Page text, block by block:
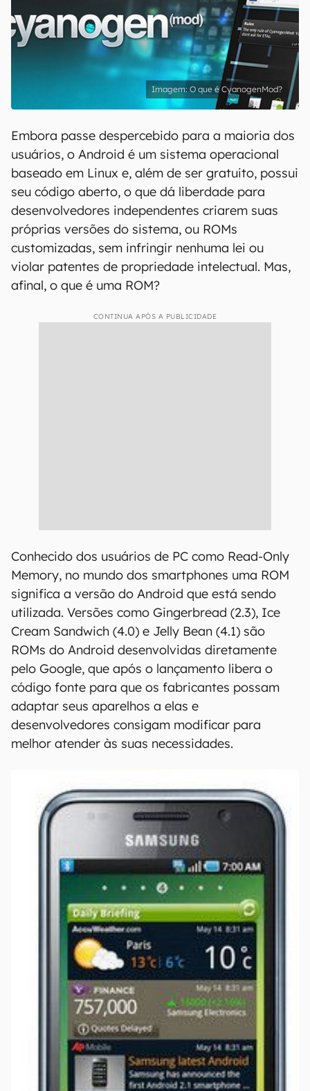
O que é CyanogenMod?
Embora passe despercebido para a maioria dos
usuários, o Android é um sistema operacional
baseado em Linux e, além de ser gratuito, possui
seu código aberto, o que dá liberdade para
desenvolvedores independentes criarem suas
próprias versões do sistema, ou ROMs
customizadas, sem infringir nenhuma lei ou
violar patentes de propriedade intelectual. Mas,
afinal, o que é uma ROM?
CONTINUA APÓS A PUBLICIDADE
Conhecido dos usuários de PC como Read-Only
Memory, no mundo dos smartphones uma ROM
significa a versão do Android que está sendo
utilizada. Versões como Gingerbread (2.3), Ice
Cream Sandwich (4.0) e Jelly Bean (4.1) são
ROMs do Android desenvolvidas diretamente
pelo Google, que após o lançamento libera o
código fonte para que os fabricantes possam
adaptar seus aparelhos a elas e
desenvolvedores consigam modificar para
melhor atender às suas necessidades.